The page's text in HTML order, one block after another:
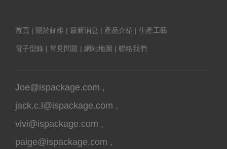
Joe@ispackage.com ,
jack.c.l@ispackage.com ,
vivi@ispackage.com ,
paige@ispackage.com ,
首頁 | 關於鉦維 | 最新消息 | 產品介紹 | 生產工藝
電子型錄 | 常見問題 | 網站地圖 | 聯絡我們